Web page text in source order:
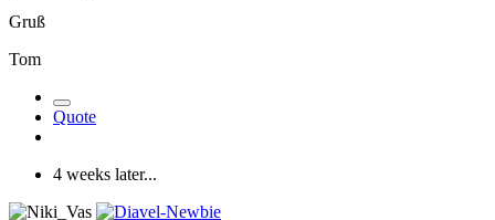
Gruß
Tom
Quote
4 weeks later...